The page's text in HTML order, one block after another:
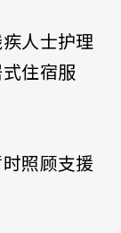
人士护理
住宿服
照顾支援